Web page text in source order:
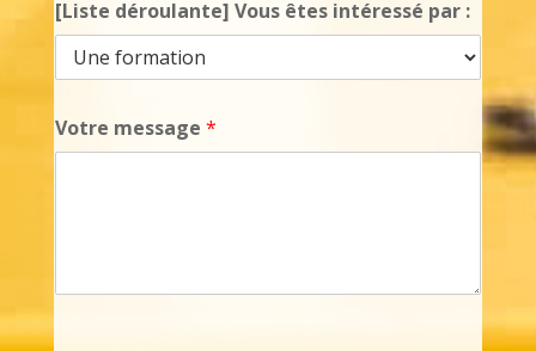
[Liste déroulante] Vous êtes intéressé par :
Votre message *